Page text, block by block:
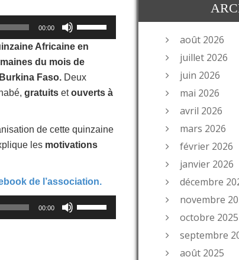
00:00
les
flèches
haut/bas
pour
augmenter
ou
volume.
Africaine en
du mois de
Burkina Faso. Deux
gratuits etouverts à
de cette quinzaine
les motivations
de l’association.
00:00
les
août 2026
juillet 2026
juin 2026
mai 2026
avril 2026
mars 2026
février 2026
janvier 2026
décembre
novembre
octobre 2025
septembre
août 2025